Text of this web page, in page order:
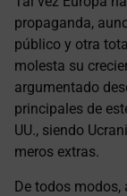
propaganda,
público y otra
molesta su
argumentado
principales de
UU., siendo
meros extras.
De todos modos,